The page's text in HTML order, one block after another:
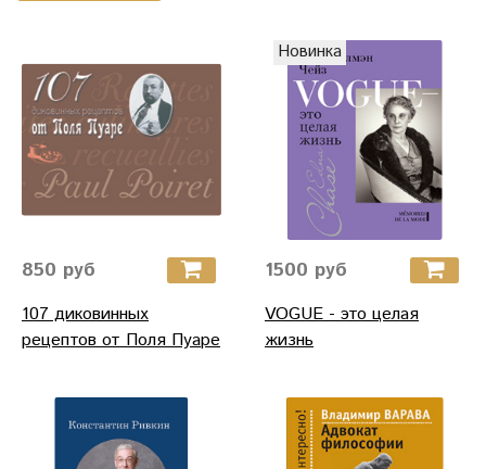
850 руб
107 диковинных
рецептов от Поля Пуаре
Новинка
1500 руб
VOGUE - это целая
жизнь